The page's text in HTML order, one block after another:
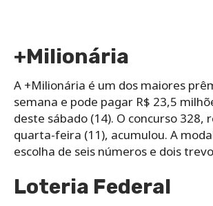
+Milionária
A +Milionária é um dos maiores
semana e pode pagar R$ 23,5
deste sábado (14). O concurso 328,
quarta-feira (11), acumulou. A
escolha de seis números e dois
Loteria Federal